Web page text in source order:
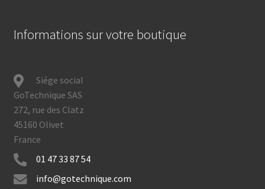
Informations sur votre boutique
Siége social
GoTechnique SAS
272, rue des Clatz
45160 Olivet
France
01 47 33 87 54
info@gotechnique.com